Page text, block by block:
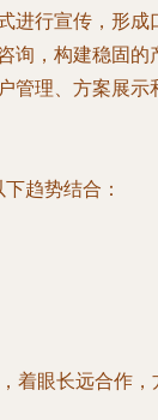
行宣传，形成
，构建稳固的
管理、方案展
趋势结合：
着眼长远合作